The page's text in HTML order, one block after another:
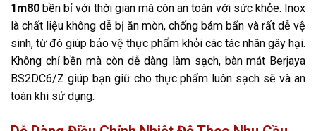
1m80 bền bỉ với thời gian mà còn an toàn với sức khỏe. Inox
là chất liệu không dễ bị ăn mòn, chống bám bẩn và rất dễ vệ
sinh, từ đó giúp bảo vệ thực phẩm khỏi các tác nhân gây hại.
Không chỉ bền mà còn dễ dàng làm sạch, bàn mát Berjaya
BS2DC6/Z giúp bạn giữ cho thực phẩm luôn sạch sẽ và an
toàn khi sử dụng.